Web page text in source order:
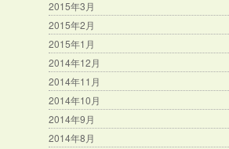
2015年3月
2015年2月
2015年1月
2014年12月
2014年11月
2014年10月
2014年9月
2014年8月